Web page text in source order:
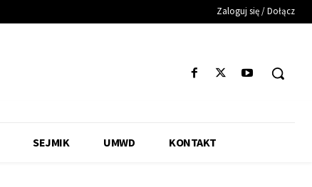
Zaloguj się / Dołącz
SEJMIK UMWD KONTAKT